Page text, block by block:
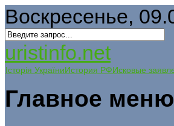
Воскресенье,
uristinfo.net
Історія УкраїниИстория РФИсковые
Главное меню